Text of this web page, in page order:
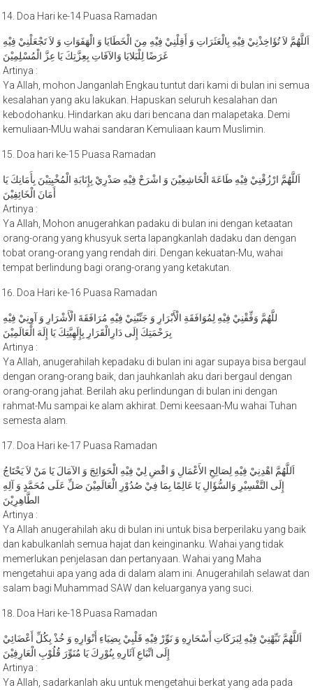
غَرَضًا لِلْبَلايَا وَالآفَاتِ بِعِزَّتِكَ يَا عِزَّ الْمُسْلِمِيْنَ
Artinya :
Ya Allah, mohon Janganlah Engkau tuntut dari kami di bulan ini semua
kesalahan yang aku lakukan. Hapuskan seluruh kesalahan dan
kebodohanku. Hindarkan aku dari bencana dan malapetaka. Demi
kemuliaan-MUu wahai sandaran Kemuliaan kaum Muslimin.
أَمَانَ الْخَائِفِيْنَ
Artinya :
Ya Allah, Mohon anugerahkan padaku di bulan ini dengan ketaatan
orang-orang yang khusyuk serta lapangkanlah dadaku dan dengan
tobat orang-orang yang rendah diri. Dengan kekuatan-Mu, wahai
tempat berlindung bagi orang-orang yang ketakutan.
بِرَحْمَتِكَ إِلَى دَارِالْقَرَارِ بِإِلَهِيَّتِكَ يَا إِلَهَ الْعَالَمِيْنَ
Artinya :
Ya Allah, anugerahilah kepadaku di bulan ini agar supaya bisa bergaul
dengan orang-orang baik, dan jauhkanlah aku dari bergaul dengan
orang-orang jahat. Berilah aku perlindungan di bulan ini dengan
rahmat-Mu sampai ke alam akhirat. Demi keesaan-Mu wahai Tuhan
semesta alam.
إِلَى التَّفْسِيْرِ وَالسُّؤَالِ يَا عَالِمًا بِمَا فِيْ صُدُوْرِ الْعَالَمِيْنَ صَلِّ عَلَى مُحَمَّدٍ وَ آلِهِ
الطَّاهِرِيْنَ
Artinya :
Ya Allah anugerahilah aku di bulan ini untuk bisa berperilaku yang baik
dan kabulkanlah semua hajat dan keinginanku. Wahai yang tidak
memerlukan penjelasan dan pertanyaan. Wahai yang Maha
mengetahui apa yang ada di dalam alam ini. Anugerahilah selawat dan
salam bagi Muhammad SAW dan keluarganya yang suci.
إِلَى اتِّبَاعِ آثَارِهِ بِنُوْرِكَ يَا مُنَوِّرَ قُلُوْبِ الْعَارِفِيْنَ
Artinya :
Ya Allah, sadarkanlah aku untuk mengetahui berkat yang ada pada
waktu sahur. Terangilah hatiku dengan cahaya-Mu yang lembut.